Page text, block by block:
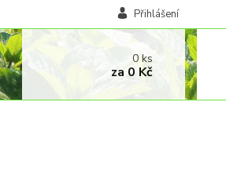
Přihlášení
0ks
za 0 Kč